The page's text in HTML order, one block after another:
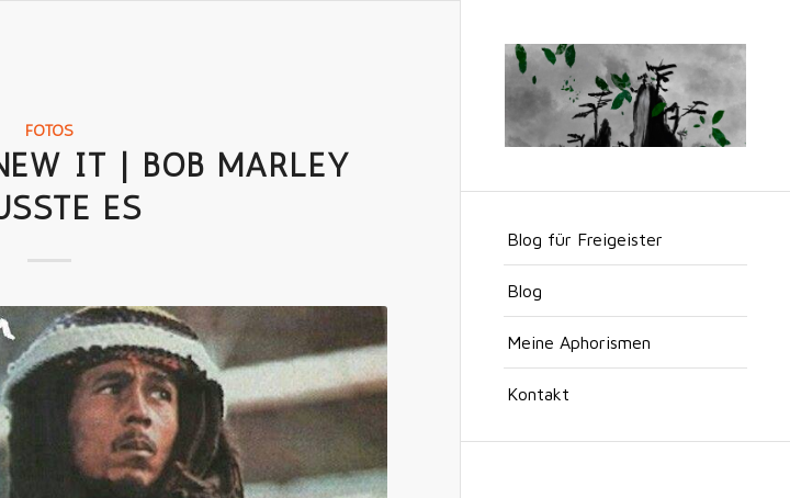
Blog für Freigeister
Blog
Meine Aphorismen
Kontakt
FOTOS
IT | BOB MARLEY
ES